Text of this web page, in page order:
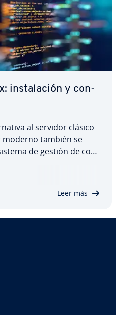
in­s­ta­la­ción y co­n­
al servidor clásico
moderno también se
de gestión de co­n­
web de alto re­n­di­
Leer más